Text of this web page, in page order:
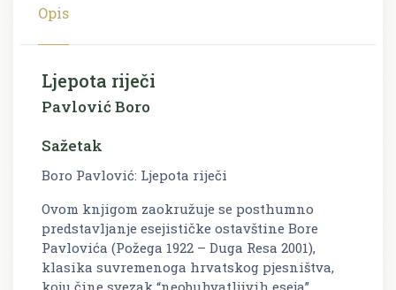
Opis
Ljepota riječi
Pavlović Boro
Sažetak
Boro Pavlović: Ljepota riječi
Ovom knjigom zaokružuje se posthumno
predstavljanje esejističke ostavštine Bore
Pavlovića (Požega 1922 – Duga Resa 2001),
klasika suvremenoga hrvatskog pjesništva,